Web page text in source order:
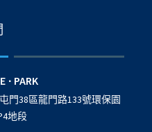
· PARK
門38區龍門路133號環保園
地段